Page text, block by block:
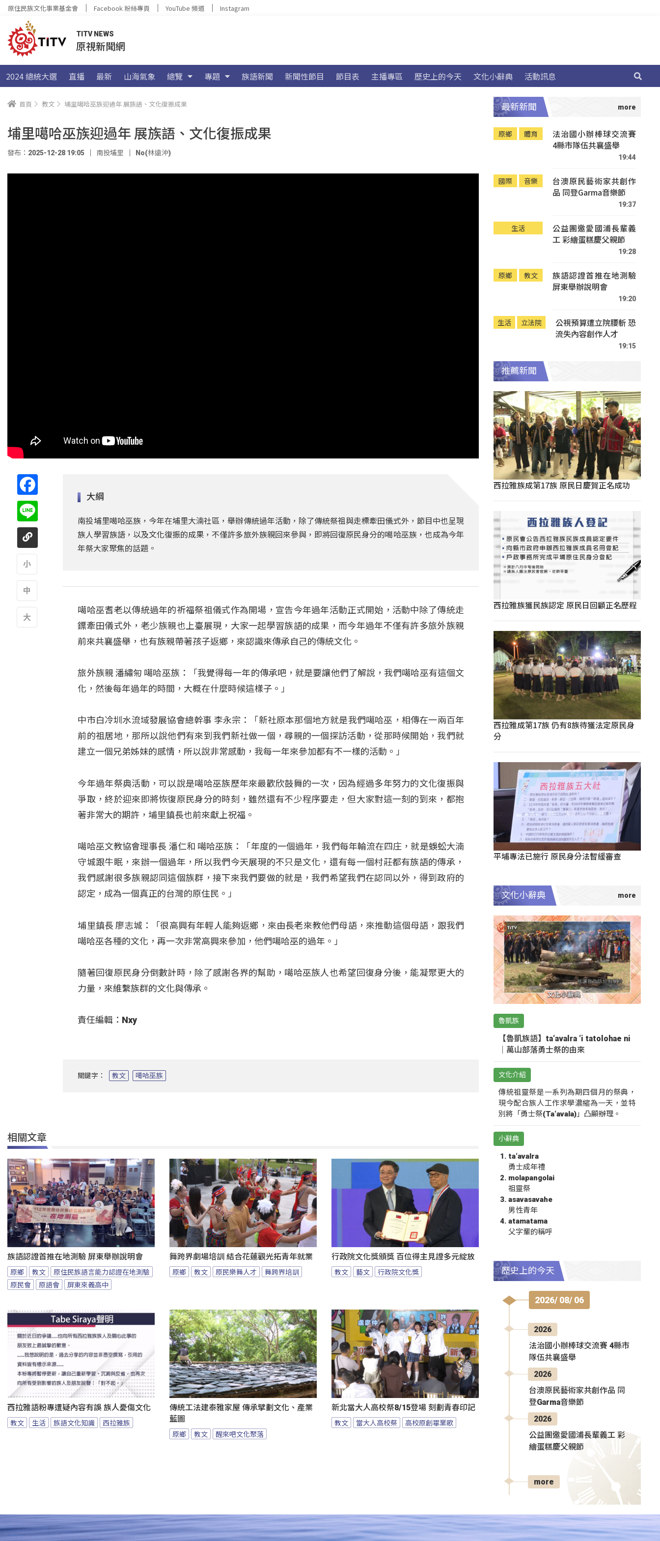
原住民族文化事業基金會 Facebook 粉絲專頁 YouTube 頻道 Instagram
TITV NEWS
原視新聞網
2024 總統大選 直播 最新 山海氣象 總覽 專題 族語新聞 新聞性節目 節目表 主播專區 歷史上的今天 文化小辭典 活動訊息
首頁 教文 埔里噶哈巫族迎過年 展族語、文化復振成果
埔里噶哈巫族迎過年 展族語、文化復振成果
發布：2025-12-28 19:05 南投埔里 No(林遠沖)
大綱
南投埔里噶哈巫族，今年在埔里大湳社區，舉辦傳統過年活動，除了傳統祭祖與走標牽田儀式外，節目中也呈現
族人學習族語，以及文化復振的成果，不僅許多旅外族親回來參與，即將回復原民身分的噶哈巫族，也成為今年
年祭大家聚焦的話題。
噶哈巫耆老以傳統過年的祈福祭祖儀式作為開場，宣告今年過年活動正式開始，活動中除了傳統走
鏢牽田儀式外，老少族親也上臺展現，大家一起學習族語的成果，而今年過年不僅有許多旅外族親
前來共襄盛舉，也有族親帶著孩子返鄉，來認識來傳承自己的傳統文化。
旅外族親 潘繡匊 噶哈巫族：「我覺得每一年的傳承吧，就是要讓他們了解說，我們噶哈巫有這個文
化，然後每年過年的時間，大概在什麼時候這樣子。」
中市白冷圳水流域發展協會總幹事 李永宗：「新社原本那個地方就是我們噶哈巫，相傳在一兩百年
前的祖居地，那所以說他們有來到我們新社做一個，尋親的一個探訪活動，從那時候開始，我們就
建立一個兄弟姊妹的感情，所以說非常感動，我每一年來參加都有不一樣的活動。」
今年過年祭典活動，可以說是噶哈巫族歷年來最歡欣鼓舞的一次，因為經過多年努力的文化復振與
爭取，終於迎來即將恢復原民身分的時刻，雖然還有不少程序要走，但大家對這一刻的到來，都抱
著非常大的期許，埔里鎮長也前來獻上祝福。
噶哈巫文教協會理事長 潘仁和 噶哈巫族：「年度的一個過年，我們每年輪流在四庄，就是蜈蚣大湳
守城跟牛眠，來辦一個過年，所以我們今天展現的不只是文化，還有每一個村莊都有族語的傳承，
我們感謝很多族親認同這個族群，接下來我們要做的就是，我們希望我們在認同以外，得到政府的
認定，成為一個真正的台灣的原住民。」
埔里鎮長 廖志城：「很高興有年輕人能夠返鄉，來由長老來教他們母語，來推動這個母語，跟我們
噶哈巫各種的文化，再一次非常高興來參加，他們噶哈巫的過年。」
隨著回復原民身分倒數計時，除了感謝各界的幫助，噶哈巫族人也希望回復身分後，能凝聚更大的
力量，來維繫族群的文化與傳承。
責任編輯：Nxy
關鍵字： 教文 噶哈巫族
相關文章
族語認證首推在地測驗 屏東舉辦說明會
原鄉 教文
原住民族語言能力認證在地測驗
原民會
原語會 屏東來義高中
舞跨界劇場培訓 結合花蓮觀光拓青年就業
原鄉 教文 原民樂舞人才 舞跨界培訓
行政院文化獎頒獎 百位得主見證多元綻放
教文 藝文 行政院文化獎
西拉雅語粉專遭疑內容有誤 族人憂傷文化
教文 生活 族語文化知識 西拉雅族
傳統工法建泰雅家屋 傳承擘劃文化、產業
藍圖
原鄉 教文 醒來吧文化聚落
新北當大人高校祭8/15登場 刻劃青春印記
教文 當大人高校祭 高校原創畢業歌
最新新聞
原鄉 體育
法治國小辦棒球交流賽
4縣市隊伍共襄盛舉
19:44
國際 音樂
台澳原民藝術家共創作
品 同登Garma音樂節
19:37
生活
公益團邀愛國浦長輩義
工 彩繪蛋糕慶父親節
19:28
原鄉 教文
族語認證首推在地測驗
屏東舉辦說明會
19:20
生活 立法院
公視預算遭立院腰斬 恐
流失內容創作人才
19:15
推薦新聞
西拉雅族成第17族 原民日慶賀正名成功
西拉雅族獲民族認定 原民日回顧正名歷程
西拉雅成第17族 仍有8族待獲法定原民身
分
平埔專法已施行 原民身分法暫緩審查
文化小辭典
魯凱族
【魯凱族語】ta‘avalra ‘i tatolohae ni
｜萬山部落勇士祭的由來
文化介紹
傳統祖靈祭是一系列為期四個月的祭典，
現今配合族人工作求學濃縮為一天，並特
別將「勇士祭(Ta‘avala)」凸顯辦理。
小辭典
ta‘avalra
勇士成年禮
molapangolai
祖靈祭
asavasavahe
男性青年
atamatama
父字輩的稱呼
歷史上的今天
2026/ 08/ 06
2026
法治國小辦棒球交流賽 4縣市
隊伍共襄盛舉
2026
台澳原民藝術家共創作品 同
登Garma音樂節
2026
公益團邀愛國浦長輩義工 彩
繪蛋糕慶父親節
more